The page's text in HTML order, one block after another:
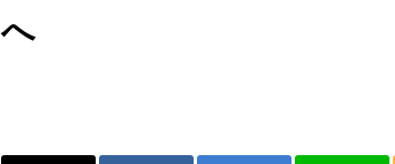
へ